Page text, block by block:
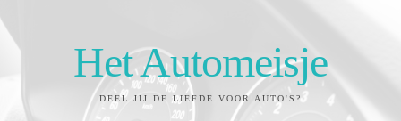
Het Automeisje
DEEL JIJ DE LIEFDE VOOR AUTO'S?